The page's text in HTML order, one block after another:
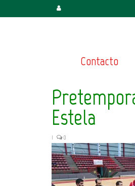
Contacto
Estela
| 0